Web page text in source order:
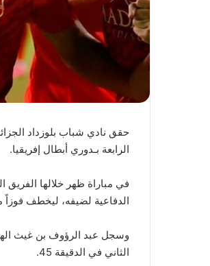
الرابعة بـدوري أبطال إفريقيا.
في مباراة ظهر خلالها الفريق
الدفاعية لضيفه، ليخطف
الثاني في الدقيقة 45.